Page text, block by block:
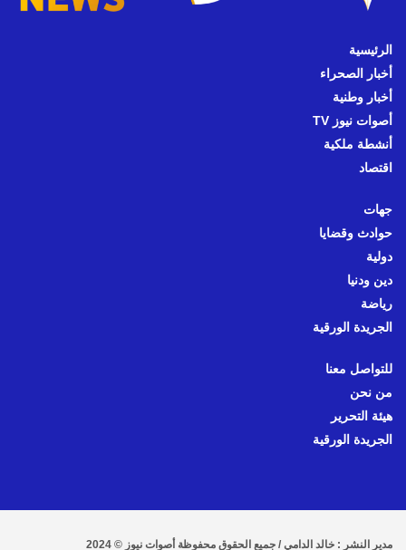
الرئيسية
أخبار الصحراء
أخبار وطنية
أصوات نيوز TV
أنشطة ملكية
اقتصاد
جهات
حوادث وقضايا
دولية
دين ودنيا
رياضة
الجريدة الورقية
للتواصل معنا
من نحن
هيئة التحرير
الجريدة الورقية
مدير النشر : خالد الدامي / جميع الحقوق محفوظة أصوات نيوز © 2024